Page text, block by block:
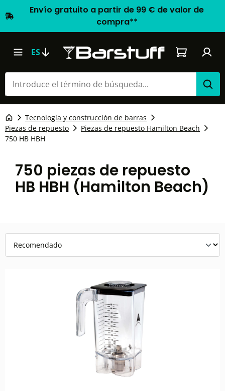
Envío gratuito a partir de 99 € de valor de
compra**
ES El carrito
Tecnología y construcción de barras
Piezas de repuesto
Piezas de repuesto Hamilton Beach
750 HB HBH
750 piezas de repuesto
HB HBH (Hamilton Beach)